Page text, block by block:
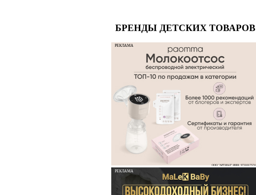
БРЕНДЫ ДЕТСКИХ ТОВАРОВ
РЕКЛАМА
ООО "АРТИАЛ" ИНН: 9731017574
РЕКЛАМА